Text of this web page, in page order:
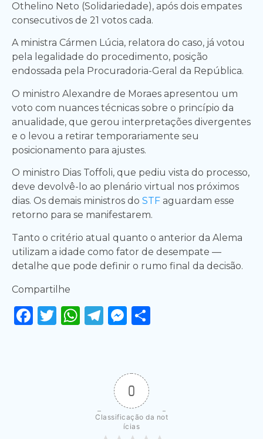
Othelino Neto (Solidariedade), após dois empates
consecutivos de 21 votos cada.
A ministra Cármen Lúcia, relatora do caso, já votou
pela legalidade do procedimento, posição
endossada pela Procuradoria-Geral da República.
O ministro Alexandre de Moraes apresentou um
voto com nuances técnicas sobre o princípio da
anualidade, que gerou interpretações divergentes
e o levou a retirar temporariamente seu
posicionamento para ajustes.
O ministro Dias Toffoli, que pediu vista do processo,
deve devolvê-lo ao plenário virtual nos próximos
dias. Os demais ministros do STF aguardam esse
retorno para se manifestarem.
Tanto o critério atual quanto o anterior da Alema
utilizam a idade como fator de desempate —
detalhe que pode definir o rumo final da decisão.
Compartilhe
Facebook
Twitter
WhatsApp
Telegram
Messenger
0
Classificação da not
ícias